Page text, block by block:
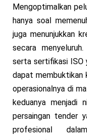
Mengoptimalkan
hanya soal
juga menunjukkan
secara
serta sertifikasi ISO
dapat membuktikan
operasionalnya di
keduanya menjadi
persaingan tender
profesional